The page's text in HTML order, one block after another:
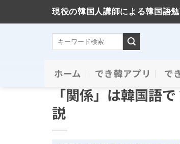
現役の韓国人講師による韓国語
ホーム でき韓アプリ で
単語の意味と使い方
「関係」は韓国語
説